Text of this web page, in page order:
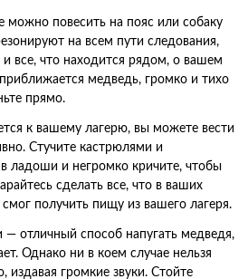
можно повесить на пояс или собаку
на всем пути следования,
все, что находится рядом, о вашем
медведь, громко и тихо
прямо.
к вашему лагерю, вы можете вести
Стучите кастрюлями и
ладоши и негромко кричите, чтобы
сделать все, что в ваших
получить пищу из вашего лагеря.
— отличный способ напугать медведя,
Однако ни в коем случае нельзя
громкие звуки. Стойте